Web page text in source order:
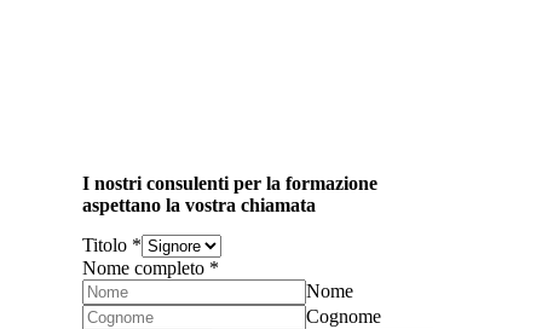
I nostri consulenti per la formazione
aspettano la vostra chiamata
Titolo *
Nome completo *
Nome
Cognome